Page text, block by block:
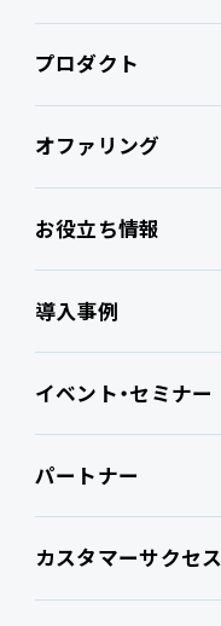
PROACTIVE
特長・選ばれる理
ブランドコア
PROACTIVE AI
ATWILL Platform
プロダクト
プロダクト
機能
Fit to Standard
Best Practice
連携ソリューショ
サポートサービス
オファリング
オファリング
業務特化型オフ
業界特化型オフ
経営課題別オフ
お役立ち情報
お役立ち情報
資料ダウンロード
よくあるご質問
コラム
導入事例
イベント・セミナー
パートナー
カスタマーサクセス